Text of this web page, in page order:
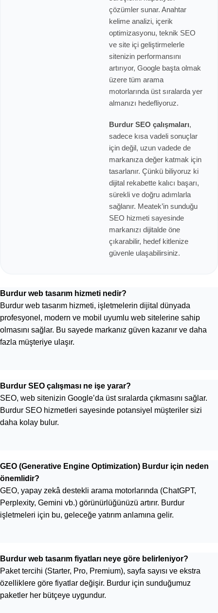
çözümler sunar. Anahtar
kelime analizi, içerik
optimizasyonu, teknik SEO
ve site içi geliştirmelerle
sitenizin performansını
artırıyor, Google başta olmak
üzere tüm arama
motorlarında üst sıralarda yer
almanızı hedefliyoruz.
Burdur SEO çalışmaları,
sadece kısa vadeli sonuçlar
için değil, uzun vadede de
markanıza değer katmak için
tasarlanır. Çünkü biliyoruz ki
dijital rekabette kalıcı başarı,
sürekli ve doğru adımlarla
sağlanır. Meatek’in sunduğu
SEO hizmeti sayesinde
markanızı dijitalde öne
çıkarabilir, hedef kitlenize
güvenle ulaşabilirsiniz.
Burdur web tasarım hizmeti nedir?
Burdur web tasarım hizmeti, işletmelerin dijital dünyada
profesyonel, modern ve mobil uyumlu web sitelerine sahip
olmasını sağlar. Bu sayede markanız güven kazanır ve daha
fazla müşteriye ulaşır.
Burdur SEO çalışması ne işe yarar?
SEO, web sitenizin Google’da üst sıralarda çıkmasını sağlar.
Burdur SEO hizmetleri sayesinde potansiyel müşteriler sizi
daha kolay bulur.
GEO (Generative Engine Optimization) Burdur için neden
önemlidir?
GEO, yapay zekâ destekli arama motorlarında (ChatGPT,
Perplexity, Gemini vb.) görünürlüğünüzü artırır. Burdur
işletmeleri için bu, geleceğe yatırım anlamına gelir.
Burdur web tasarım fiyatları neye göre belirleniyor?
Paket tercihi (Starter, Pro, Premium), sayfa sayısı ve ekstra
özelliklere göre fiyatlar değişir. Burdur için sunduğumuz
paketler her bütçeye uygundur.